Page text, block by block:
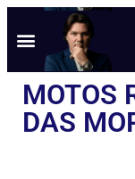
MOTOS
DAS